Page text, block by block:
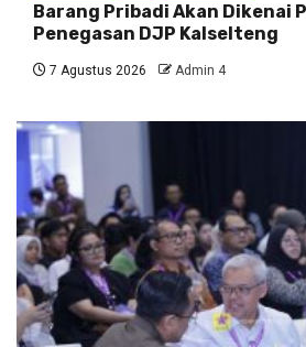
Barang Pribadi Akan Dikenai
Penegasan DJP Kalselteng
7 Agustus 2026 Admin 4